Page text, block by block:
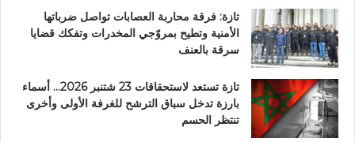
تازة: فرقة محاربة العصابات تواصل ضرباتها
الأمنية وتطيح بمروّجي المخدرات وتفكك قضايا
سرقة بالعنف
تازة تستعد لاستحقاقات 23 شتنبر 2026… أسماء
بارزة تدخل سباق الترشح للغرفة الأولى وأخرى
تنتظر الحسم